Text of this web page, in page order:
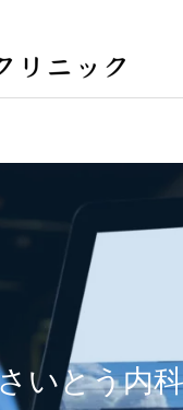
いとう内